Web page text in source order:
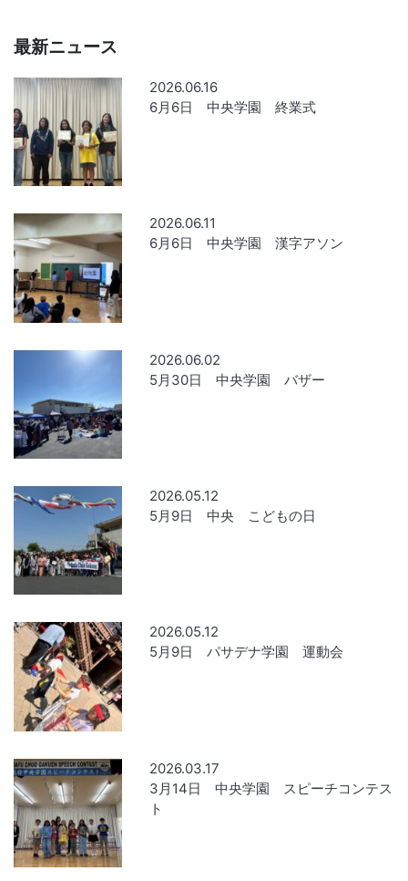
最新ニュース
2026.06.16
6月6日 中央学園 終業式
2026.06.11
6月6日 中央学園 漢字アソン
2026.06.02
5月30日 中央学園 バザー
2026.05.12
5月9日 中央 こどもの日
2026.05.12
5月9日 パサデナ学園 運動会
2026.03.17
3月14日 中央学園 スピーチコンテス
ト